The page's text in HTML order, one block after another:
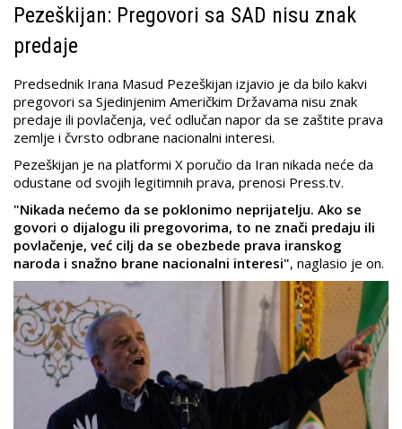
Pezeškijan: Pregovori sa SAD nisu znak
predaje
Predsednik Irana Masud Pezeškijan izjavio je da bilo kakvi
pregovori sa Sjedinjenim Američkim Državama nisu znak
predaje ili povlačenja, već odlučan napor da se zaštite prava
zemlje i čvrsto odbrane nacionalni interesi.
Pezeškijan je na platformi X poručio da Iran nikada neće da
odustane od svojih legitimnih prava, prenosi Press.tv.
"Nikada nećemo da se poklonimo neprijatelju. Ako se
govori o dijalogu ili pregovorima, to ne znači predaju ili
povlačenje, već cilj da se obezbede prava iranskog
naroda i snažno brane nacionalni interesi", naglasio je on.